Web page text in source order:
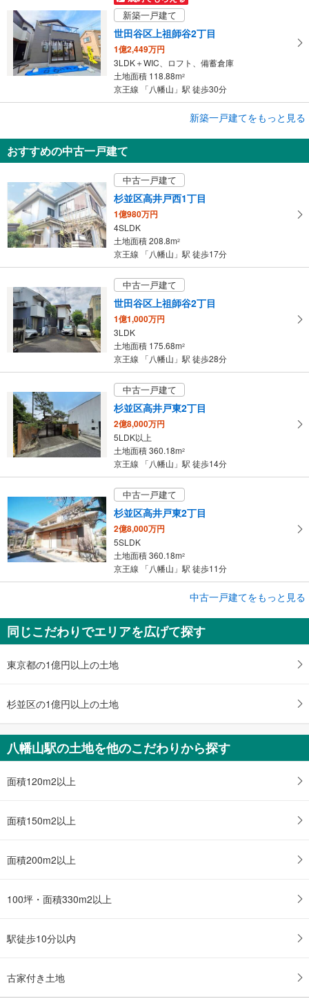
新築一戸建て
世田谷区上祖師谷2丁目
1億2,449万円
3LDK＋WIC、ロフト、備蓄倉庫
土地面積 118.88m2
京王線 「八幡山」駅 徒歩30分
世田谷区上北沢1丁目
1億2,990万円
土地面積 108.37m
京王線 「八幡山」駅 徒歩17分
新築一戸建てをもっと見る
おすすめの中古一戸建て
中古一戸建て
杉並区高井戸西1丁目
1億980万円
4SLDK
土地面積 208.8m2
京王線 「八幡山」駅 徒歩17分
中古一戸建て
世田谷区上祖師谷2丁目
1億1,000万円
3LDK
土地面積 175.68m2
京王線 「八幡山」駅 徒歩28分
中古一戸建て
杉並区高井戸東2丁目
2億8,000万円
5LDK以上
土地面積 360.18m2
京王線 「八幡山」駅 徒歩14分
中古一戸建て
杉並区高井戸東2丁目
2億8,000万円
5SLDK
土地面積 360.18m2
京王線 「八幡山」駅 徒歩11分
世田谷区千歳台3丁目
1億800万円
3SLDK
土地面積 88.34m
中古一戸建てをもっと見る
同じこだわりでエリアを広げて探す
東京都の1億円以上の土地
杉並区の1億円以上の土地
八幡山駅の土地を他のこだわりから探す
面積120m2以上
面積150m2以上
面積200m2以上
100坪・面積330m2以上
駅徒歩10分以内
古家付き土地